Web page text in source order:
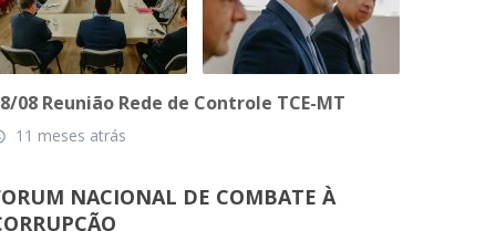
08 Reunião Rede de Controle TCE-MT
11 meses atrás
NACIONAL DE COMBATE À